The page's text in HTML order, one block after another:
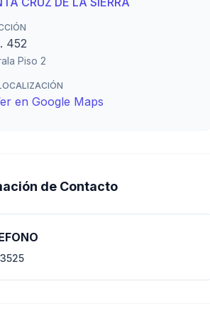
452
Piso 2
en Google Maps
de Contacto